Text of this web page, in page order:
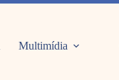
Multimídia